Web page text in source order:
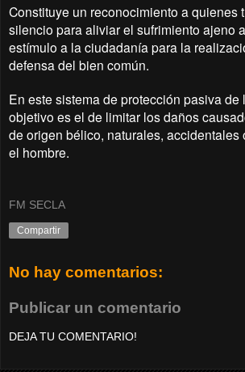
Constituye un reconocimiento a quienes
silencio para aliviar el sufrimiento ajeno
estímulo a la ciudadanía para la
defensa del bien común.
En este sistema de protección pasiva de
objetivo es el de limitar los daños
de origen bélico, naturales, accidentales
el hombre.
FM SECLA
Compartir
No hay comentarios:
Publicar un comentario
DEJA TU COMENTARIO!